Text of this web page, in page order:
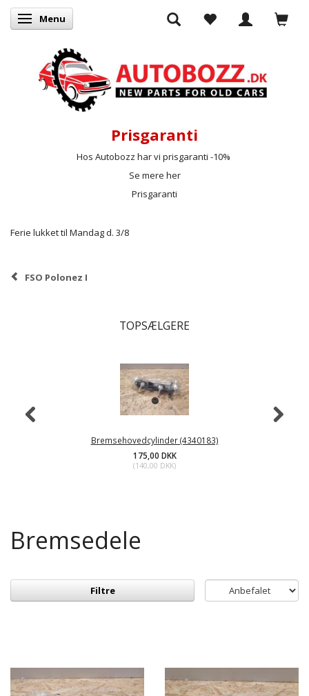
Skifte navigation
Menu
Prisgaranti
Hos Autobozz har vi prisgaranti -10%
Se mere her
Prisgaranti
Ferie lukket til Mandag d. 3/8
FSO Polonez I
TOPSÆLGERE
Bremsehovedcylinder (4340183)
175,00 DKK
(140,00 DKK)
Bremsedele
Filtre